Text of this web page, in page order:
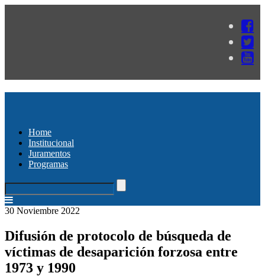
Home
Institucional
Juramentos
Programas
30 Noviembre 2022
Difusión de protocolo de búsqueda de
víctimas de desaparición forzosa entre
1973 y 1990